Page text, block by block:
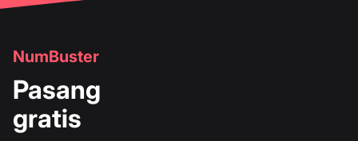
NumBuster
Pasang
gratis